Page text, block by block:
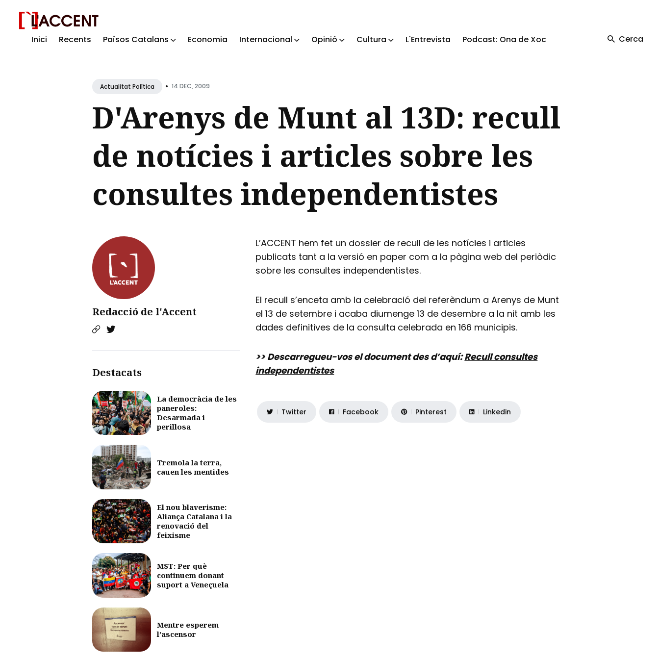
Inici Recents Països Catalans Economia Internacional Opinió Cultura L'Entrevista Podcast: Ona de Xoc Cerca
Blog
Actualitat Política • 14 DEC, 2009
D'Arenys de Munt al 13D: recull
de notícies i articles sobre les
consultes independentistes
Redacció de l'Accent
Destacats
La democràcia de les
paneroles:
Desarmada i
perillosa
Tremola la terra,
cauen les mentides
El nou blaverisme:
Aliança Catalana i la
renovació del
feixisme
MST: Per què
continuem donant
suport a Veneçuela
Mentre esperem
l’ascensor
L’ACCENT hem fet un dossier de recull de les notícies i articles
publicats tant a la versió en paper com a la pàgina web del periòdic
sobre les consultes independentistes.
El recull s’enceta amb la celebració del referèndum a Arenys de Munt
el 13 de setembre i acaba diumenge 13 de desembre a la nit amb les
dades definitives de la consulta celebrada en 166 municipis.
>> Descarregueu-vos el document des d’aquí:Recull consultes
independentistes
Twitter Facebook Pinterest Linkedin